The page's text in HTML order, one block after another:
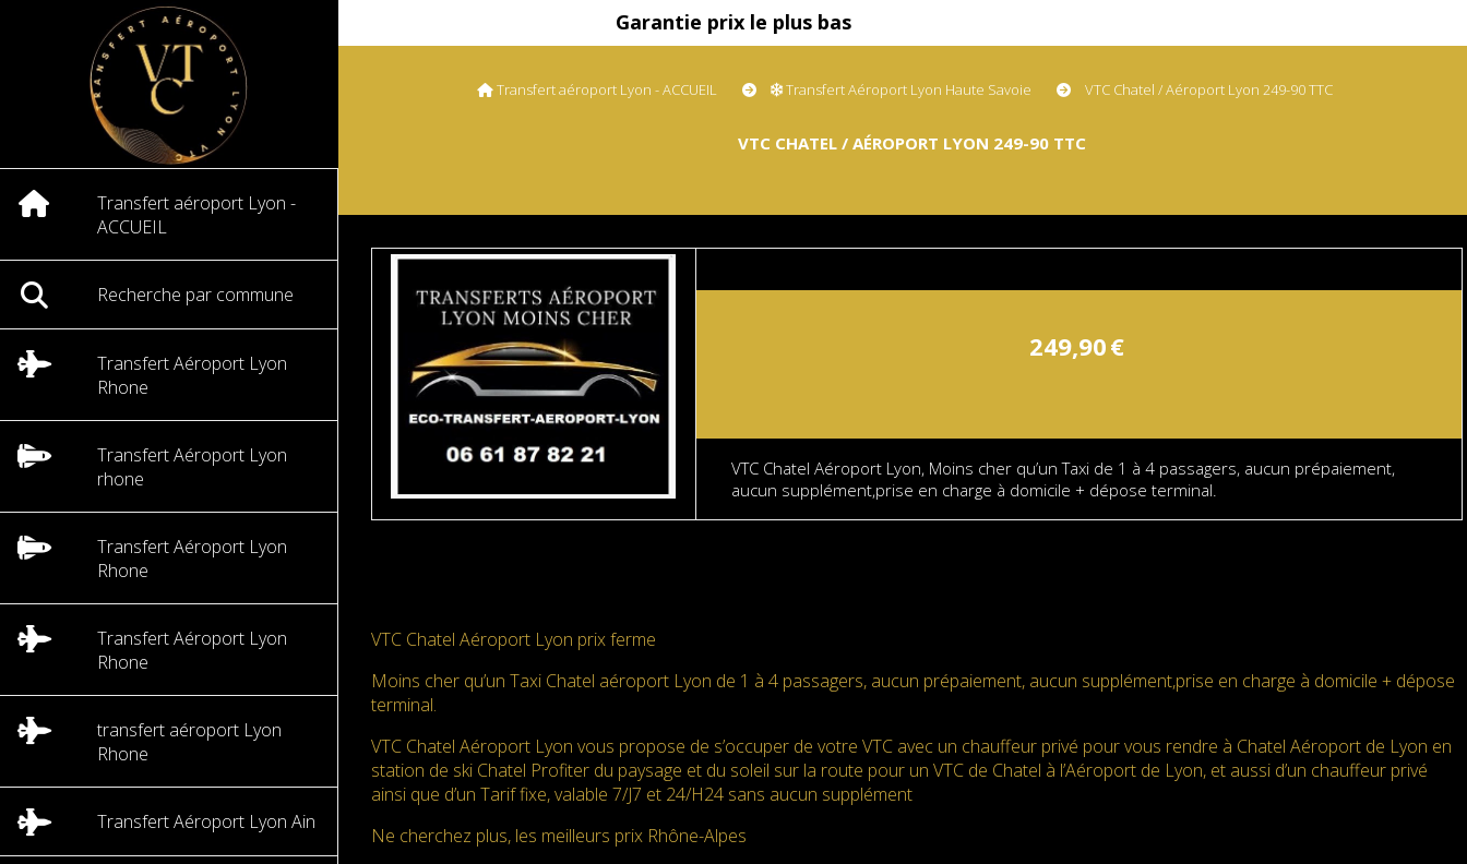
Garantie prix le plus bas
Transfert aéroport Lyon -
ACCUEIL
Recherche par commune
Transfert Aéroport Lyon
Rhone
Transfert Aéroport Lyon
rhone
Transfert Aéroport Lyon
Rhone
Transfert Aéroport Lyon
Rhone
transfert aéroport Lyon
Rhone
Transfert Aéroport Lyon Ain
Transfert aéroport Lyon - ACCUEIL Transfert Aéroport Lyon Haute Savoie VTC Chatel / Aéroport Lyon 249-90 TTC
VTC CHATEL / AÉROPORT LYON 249-90 TTC
249,90€
VTC Chatel Aéroport Lyon, Moins cher qu’un Taxi de 1 à 4 passagers, aucun prépaiement,
aucun supplément,prise en charge à domicile + dépose terminal.
VTC Chatel Aéroport Lyon prix ferme
Moins cher qu’un Taxi Chatel aéroport Lyon de 1 à 4 passagers, aucun prépaiement, aucun supplément,prise en charge à domicile + dépose
terminal.
VTC Chatel Aéroport Lyon vous propose de s’occuper de votre VTC avec un chauffeur privé pour vous rendre à Chatel Aéroport de Lyon en
station de ski Chatel Profiter du paysage et du soleil sur la route pour un VTC de Chatel à l’Aéroport de Lyon, et aussi d’un chauffeur privé
ainsi que d’un Tarif fixe, valable 7/J7 et 24/H24 sans aucun supplément
Ne cherchez plus, les meilleurs prix Rhône-Alpes